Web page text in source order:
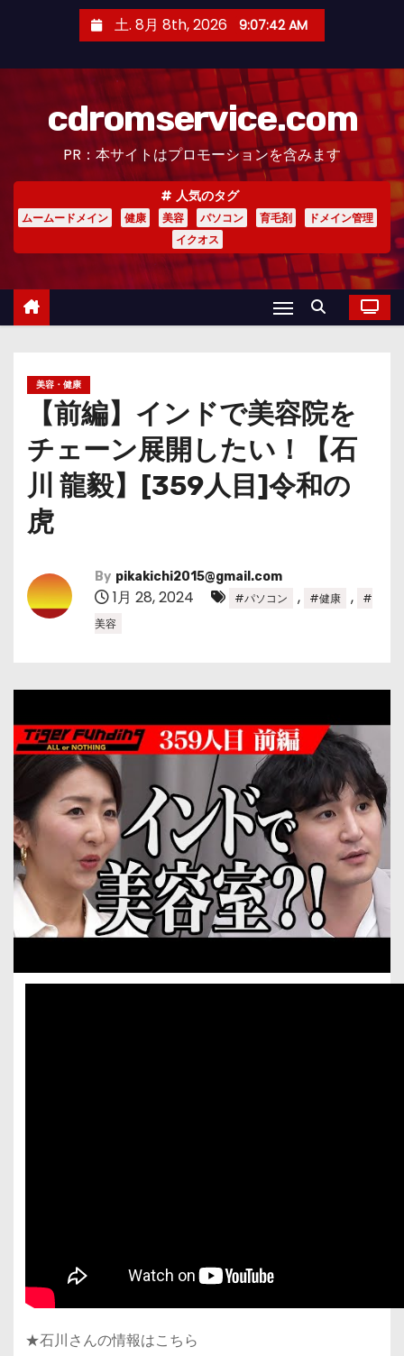
土. 8月 8th, 2026 9:07:43 AM
cdromservice.com
PR：本サイトはプロモーションを含みます
人気のタグ
ムームードメイン 健康 美容 パソコン 育毛剤
ドメイン管理
イクオス
美容・健康
【前編】インドで美容院を
チェーン展開したい！【石
川 龍毅】[359人目]令和の
虎
By pikakichi2015@gmail.com
1月 28, 2024 #パソコン , #健康 ,
#
美容
★石川さんの情報はこちら